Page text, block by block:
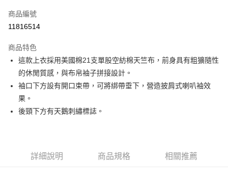
Apple Pay
悠遊付
AFTEE先享後付
相關說明
【關於「AFTEE先享後付」】
AFTEE先享後付是「在收到商品之後才付款」的支付方式。 讓您購物簡單
便利好安心！
【「AFTEE先享後付」結帳流程】
ATM付款
商品編號
11816514
商品特色
這款上衣採用美國棉21支單股空紡棉天竺布，前身具有粗獷隨性
的休閒質感，與布帛袖子拼接設計。
袖口下方設有開口束帶，可將綁帶垂下，營造披肩式喇叭袖效
果。
後頸下方有天鵝刺繡標誌。
詳細說明 商品規格 相關推薦